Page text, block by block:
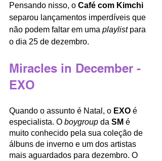
Pensando nisso, o Café com Kimchi
separou lançamentos imperdíveis que
não podem faltar em uma playlist para
o dia 25 de dezembro.
Miracles in December -
EXO
Quando o assunto é Natal, o EXO é
especialista. O boygroup da SM é
muito conhecido pela sua coleção de
álbuns de inverno e um dos artistas
mais aguardados para dezembro. O